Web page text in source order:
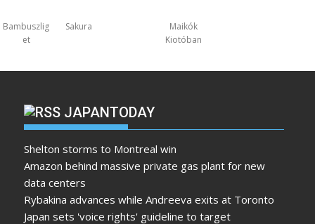
Bambuszlig
et
Sakura
Maikók
Kiotóban
JAPANTODAY
Shelton storms to Montreal win
Amazon behind massive private gas plant for new
data centers
Rybakina advances while Andreeva exits at Toronto
Japan sets 'voice rights' guideline to target